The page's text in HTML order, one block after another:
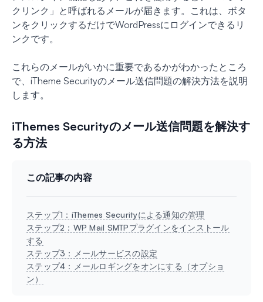
クリンク」と呼ばれるメールが届きます。これは、ボタ
ンをクリックするだけでWordPressにログインできるリ
ンクです。
これらのメールがいかに重要であるかがわかったところ
で、iTheme Securityのメール送信問題の解決方法を説明
します。
iThemes Securityのメール送信問題を解決す
る方法
この記事の内容
ステップ1：iThemes Securityによる通知の管理
ステップ2：WP Mail SMTPプラグインをインストール
する
ステップ3：メールサービスの設定
ステップ4：メールロギングをオンにする（オプショ
ン）